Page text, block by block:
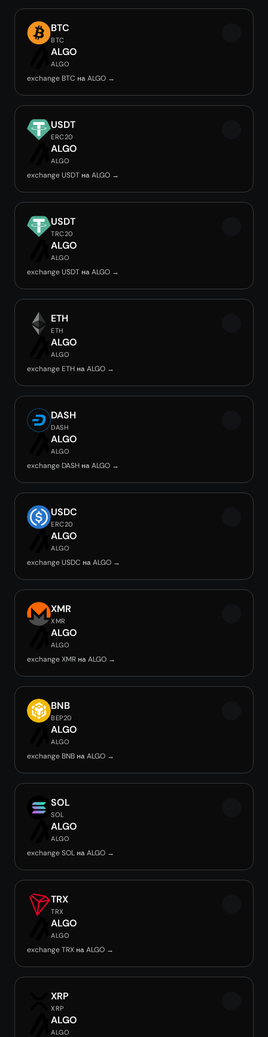
BTC
BTC
ALGO
ALGO
exchange BTC на ALGO →
USDT
ERC20
ALGO
ALGO
exchange USDT на ALGO →
USDT
TRC20
ALGO
ALGO
exchange USDT на ALGO →
ETH
ETH
ALGO
ALGO
exchange ETH на ALGO →
DASH
DASH
ALGO
ALGO
exchange DASH на ALGO →
USDC
ERC20
ALGO
ALGO
exchange USDC на ALGO →
XMR
XMR
ALGO
ALGO
exchange XMR на ALGO →
BNB
BEP20
ALGO
ALGO
exchange BNB на ALGO →
SOL
SOL
ALGO
ALGO
exchange SOL на ALGO →
TRX
TRX
ALGO
ALGO
exchange TRX на ALGO →
XRP
XRP
ALGO
ALGO